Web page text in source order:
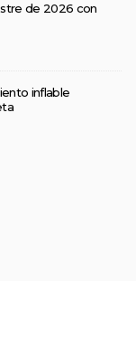
de 2026 con
inflable